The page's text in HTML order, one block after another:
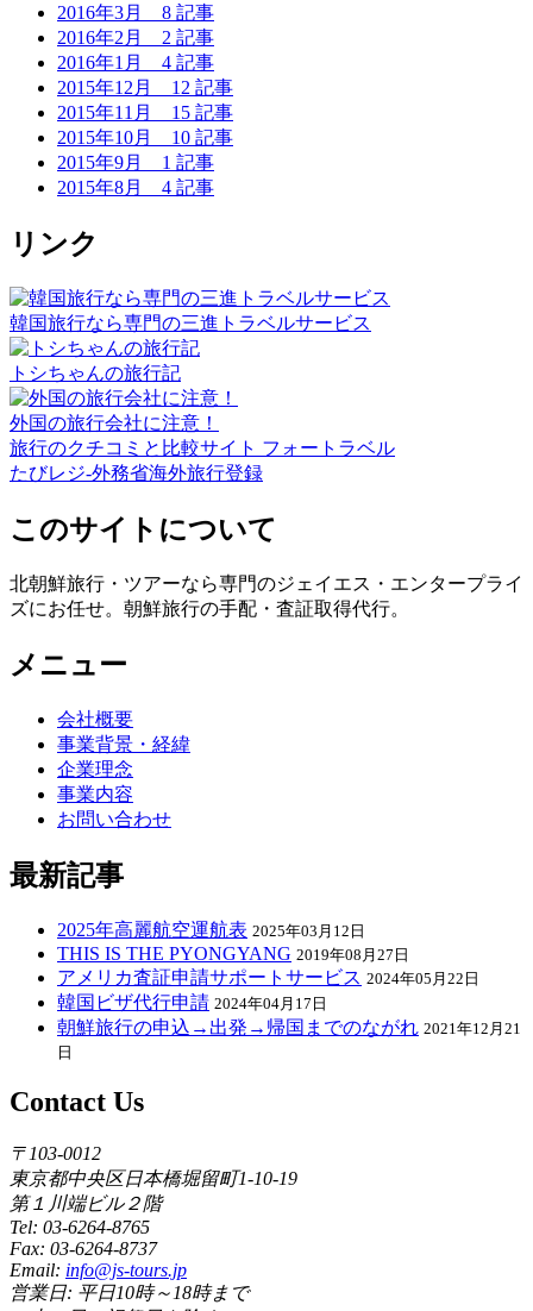
2016年3月 8 記事
2016年2月 2 記事
2016年1月 4 記事
2015年12月 12 記事
2015年11月 15 記事
2015年10月 10 記事
2015年9月 1 記事
2015年8月 4 記事
リンク
韓国旅行なら専門の三進トラベルサービス
トシちゃんの旅行記
外国の旅行会社に注意！
旅行のクチコミと比較サイト フォートラベル
たびレジ-外務省海外旅行登録
このサイトについて
北朝鮮旅行・ツアーなら専門のジェイエス・エンタープライ
ズにお任せ。朝鮮旅行の手配・査証取得代行。
メニュー
会社概要
事業背景・経緯
企業理念
事業内容
お問い合わせ
最新記事
2025年高麗航空運航表 2025年03月12日
THIS IS THE PYONGYANG 2019年08月27日
アメリカ査証申請サポートサービス 2024年05月22日
韓国ビザ代行申請 2024年04月17日
朝鮮旅行の申込→出発→帰国までのながれ 2021年12月21
日
Contact Us
〒103-0012
東京都中央区日本橋堀留町1-10-19
第１川端ビル２階
Tel: 03-6264-8765
Fax: 03-6264-8737
Email: info@js-tours.jp
営業日: 平日10時～18時まで